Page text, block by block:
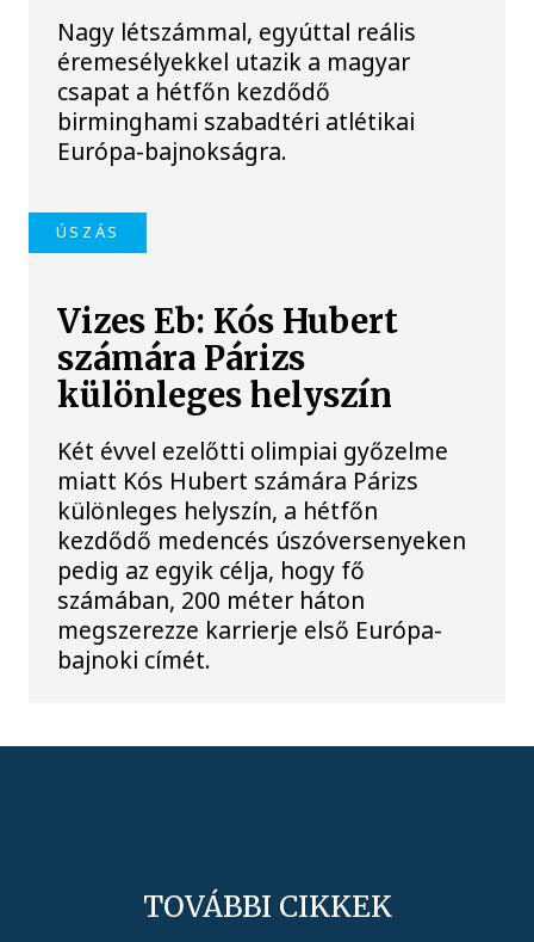
Nagy létszámmal, egyúttal reális
éremesélyekkel utazik a magyar
csapat a hétfőn kezdődő
birminghami szabadtéri atlétikai
Európa-bajnokságra.
ÚSZÁS
Vizes Eb: Kós Hubert
számára Párizs
különleges helyszín
Két évvel ezelőtti olimpiai győzelme
miatt Kós Hubert számára Párizs
különleges helyszín, a hétfőn
kezdődő medencés úszóversenyeken
pedig az egyik célja, hogy fő
számában, 200 méter háton
megszerezze karrierje első Európa-
bajnoki címét.
TOVÁBBI CIKKEK